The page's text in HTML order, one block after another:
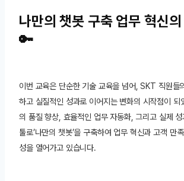
나만의 챗봇 구축 업무 혁신
🔑
이번 교육은 단순한 기술 교육을 넘어, SKT 직원들
하고 실질적인 성과로 이어지는 변화의 시작점이 되
의 품질 향상, 효율적인 업무 자동화, 그리고 실제
툴로’나만의 챗봇’을 구축하여 업무 혁신과 고객 만
성을 열어가고 있습니다.